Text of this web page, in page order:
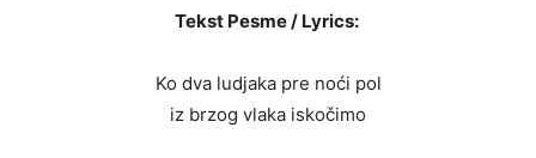
Tekst Pesme / Lyrics:
Ko dva ludjaka pre noći pol
iz brzog vlaka iskočimo